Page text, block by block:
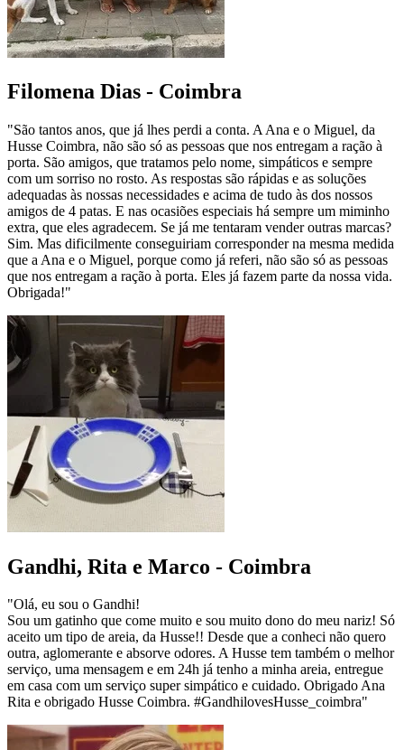
Filomena Dias - Coimbra
"São tantos anos, que já lhes perdi a conta. A Ana e o Miguel, da
Husse Coimbra, não são só as pessoas que nos entregam a ração à
porta. São amigos, que tratamos pelo nome, simpáticos e sempre
com um sorriso no rosto. As respostas são rápidas e as soluções
adequadas às nossas necessidades e acima de tudo às dos nossos
amigos de 4 patas. E nas ocasiões especiais há sempre um miminho
extra, que eles agradecem. Se já me tentaram vender outras marcas?
Sim. Mas dificilmente conseguiriam corresponder na mesma medida
que a Ana e o Miguel, porque como já referi, não são só as pessoas
que nos entregam a ração à porta. Eles já fazem parte da nossa vida.
Obrigada!"
Gandhi, Rita e Marco - Coimbra
"Olá, eu sou o Gandhi!
Sou um gatinho que come muito e sou muito dono do meu nariz! Só
aceito um tipo de areia, da Husse!! Desde que a conheci não quero
outra, aglomerante e absorve odores. A Husse tem também o melhor
serviço, uma mensagem e em 24h já tenho a minha areia, entregue
em casa com um serviço super simpático e cuidado. Obrigado Ana
Rita e obrigado Husse Coimbra. #GandhilovesHusse_coimbra"